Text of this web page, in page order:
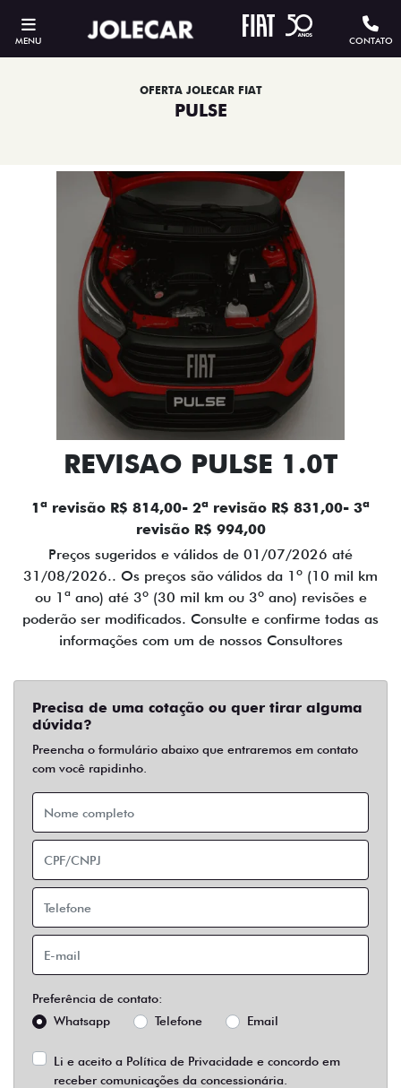
MENU CONTATO
OFERTA JOLECAR FIAT
PULSE
REVISAO PULSE 1.0T
1ª revisão R$ 814,00- 2ª revisão R$ 831,00- 3ª
revisão R$ 994,00
Preços sugeridos e válidos de 01/07/2026 até
31/08/2026.. Os preços são válidos da 1º (10 mil km
ou 1ª ano) até 3º (30 mil km ou 3º ano) revisões e
poderão ser modificados. Consulte e confirme todas as
informações com um de nossos Consultores
Precisa de uma cotação ou quer tirar alguma
dúvida?
Preencha o formulário abaixo que entraremos em contato
com você rapidinho.
Preferência de contato:
Whatsapp
Telefone Email
Li e aceito a Política de Privacidade e concordo em
receber comunicações da concessionária.